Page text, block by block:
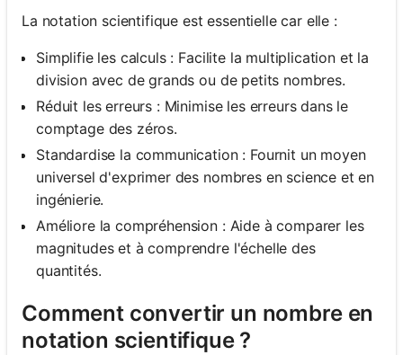
La notation scientifique est essentielle car elle :
Simplifie les calculs : Facilite la multiplication et la
division avec de grands ou de petits nombres.
Réduit les erreurs : Minimise les erreurs dans le
comptage des zéros.
Standardise la communication : Fournit un moyen
universel d'exprimer des nombres en science et en
ingénierie.
Améliore la compréhension : Aide à comparer les
magnitudes et à comprendre l'échelle des
quantités.
Comment convertir un nombre en
notation scientifique ?